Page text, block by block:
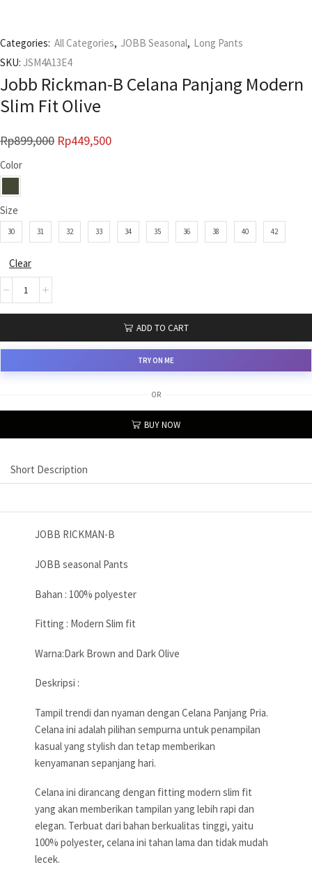
Categories: All Categories, JOBB Seasonal, Long Pants
SKU: JSM4A13E4
Jobb Rickman-B Celana Panjang Modern
Slim Fit Olive
Rp899,000 Rp449,500
Color
Size
30 31 32 33 34 35 36 38 40 42
Clear
ADD TO CART
TRY ON ME
OR
BUY NOW
Short Description
JOBB RICKMAN-B
JOBB seasonal Pants
Bahan : 100% polyester
Fitting : Modern Slim fit
Warna:Dark Brown and Dark Olive
Deskripsi :
Tampil trendi dan nyaman dengan Celana Panjang Pria.
Celana ini adalah pilihan sempurna untuk penampilan
kasual yang stylish dan tetap memberikan
kenyamanan sepanjang hari.
Celana ini dirancang dengan fitting modern slim fit
yang akan memberikan tampilan yang lebih rapi dan
elegan. Terbuat dari bahan berkualitas tinggi, yaitu
100% polyester, celana ini tahan lama dan tidak mudah
lecek.